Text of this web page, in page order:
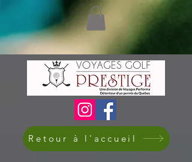
Retour à l'accueil